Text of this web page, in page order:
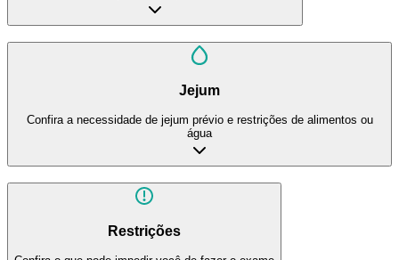
Jejum
Confira a necessidade de jejum prévio e restrições de alimentos ou
água
Restrições